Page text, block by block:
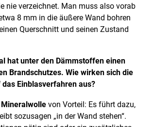
nie verzeichnet. Man muss also vorab
8 mm in die äußere Wand bohren
Querschnitt und seinen Zustand
hat unter den Dämmstoffen einen
Brandschutzes. Wie wirken sich die
Einblasverfahren aus?
Mineralwolle von Vorteil: Es führt dazu,
sozusagen „in der Wand stehen“.